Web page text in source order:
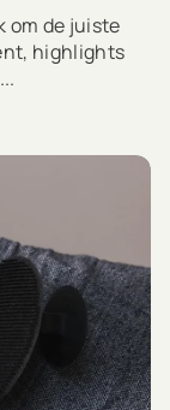
om de juiste
highlights